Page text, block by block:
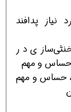
نیاز پدافند
در
حساس و مهم
حساس و مهم